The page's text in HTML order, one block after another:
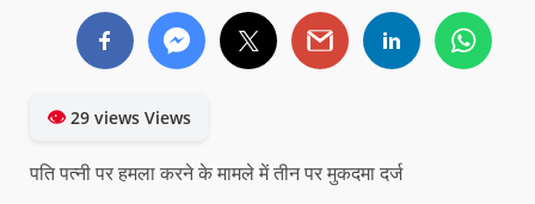
👁29 views Views
पति पत्नी पर हमला करने के मामले में तीन पर मुकदमा दर्ज